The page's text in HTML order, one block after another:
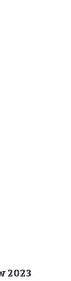
2023